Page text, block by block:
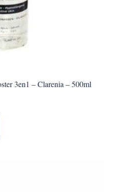
3en1 – Clarenia – 500ml